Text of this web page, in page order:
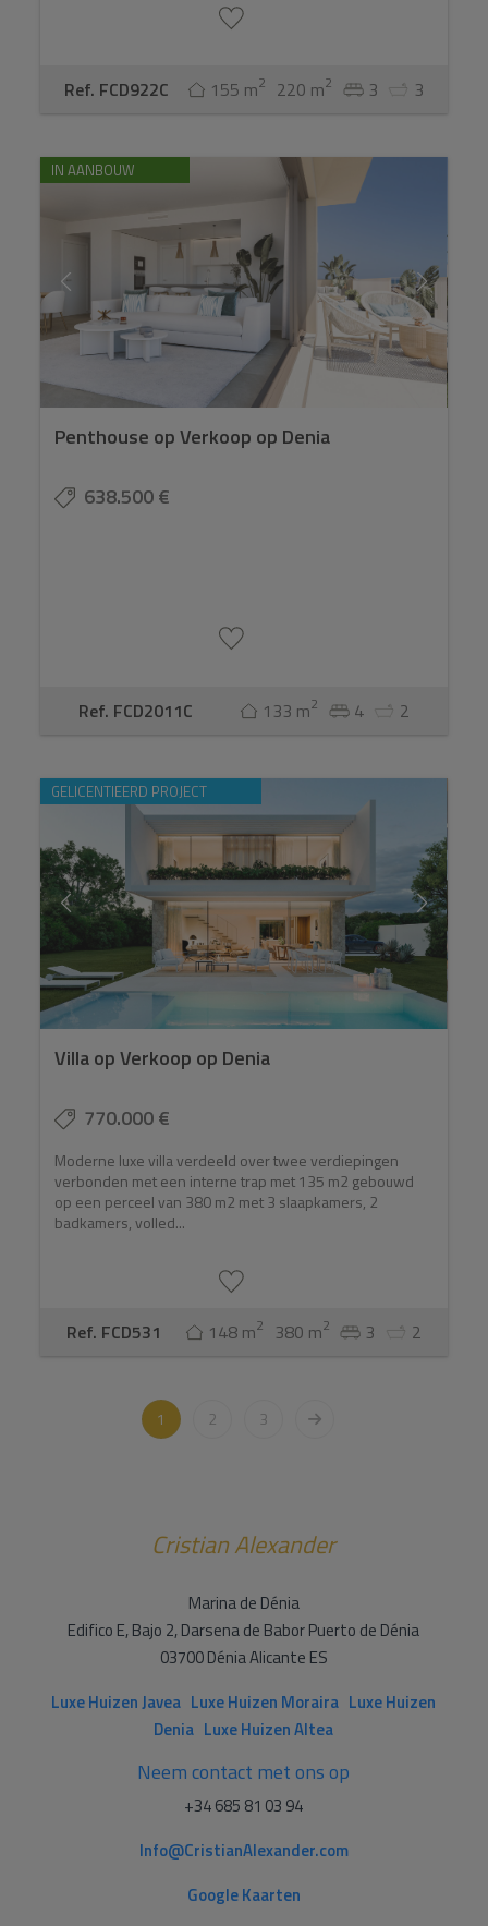
Ref. FCD922C 155 m2 220 m2 3 3
IN AANBOUW
Penthouse op Verkoop op Denia
638.500 €
Ref. FCD2011C 133 m2 4 2
GELICENTIEERD PROJECT
Villa op Verkoop op Denia
770.000 €
Moderne luxe villa verdeeld over twee verdiepingen
verbonden met een interne trap met 135 m2 gebouwd
op een perceel van 380 m2 met 3 slaapkamers, 2
badkamers, volled...
Ref. FCD531 148 m2 380 m2 3 2
1 2 3
Cristian Alexander
Marina de Dénia
Edifico E, Bajo 2, Darsena de Babor Puerto de Dénia
03700 Dénia Alicante ES
Luxe Huizen Javea Luxe Huizen Moraira Luxe Huizen
Denia Luxe Huizen Altea
Neem contact met ons op
+34 685 81 03 94
Info@CristianAlexander.com
Google Kaarten